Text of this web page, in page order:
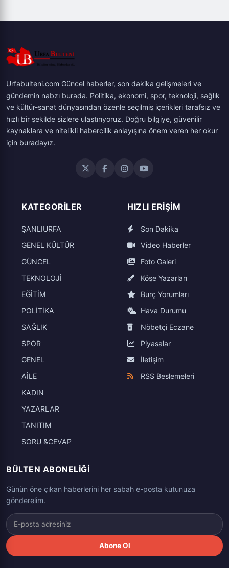
Urfabulteni.com Güncel haberler, son dakika gelişmeleri ve
gündemin nabzı burada. Politika, ekonomi, spor, teknoloji, sağlık
ve kültür-sanat dünyasından özenle seçilmiş içerikleri tarafsız ve
hızlı bir şekilde sizlere ulaştırıyoruz. Doğru bilgiye, güvenilir
kaynaklara ve nitelikli habercilik anlayışına önem veren her okur
için buradayız.
KATEGORILER
ŞANLIURFA
GENEL KÜLTÜR
GÜNCEL
TEKNOLOJİ
EĞİTİM
POLİTİKA
SAĞLIK
SPOR
GENEL
AİLE
KADIN
YAZARLAR
TANITIM
SORU &CEVAP
HIZLI ERIŞIM
Son Dakika
Video Haberler
Foto Galeri
Köşe Yazarları
Burç Yorumları
Hava Durumu
Nöbetçi Eczane
Piyasalar
İletişim
RSS Beslemeleri
BÜLTEN ABONELIĞI
Günün öne çıkan haberlerini her sabah e-posta kutunuza
gönderelim.
Abone Ol